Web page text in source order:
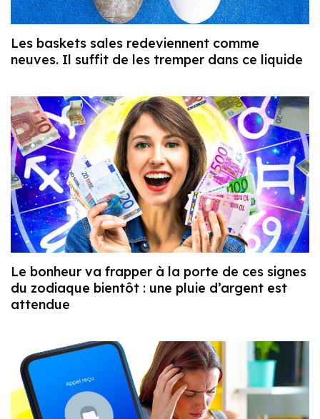
Les baskets sales redeviennent comme
neuves. Il suffit de les tremper dans ce liquide
Le bonheur va frapper à la porte de ces signes
du zodiaque bientôt : une pluie d’argent est
attendue